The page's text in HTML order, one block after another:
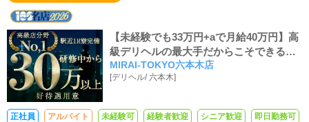
【未経験でも33万円+aで月給40万円】高
級デリヘルの最大手だからこそできるワ
ンランク上の高収入と納得の高待遇でア
ナタをお迎えします！
MIRAI-TOKYO六本木店
[デリヘル/六本木]
正社員 アルバイト 未経験可 経験者歓迎 シニア歓迎 即日勤務可